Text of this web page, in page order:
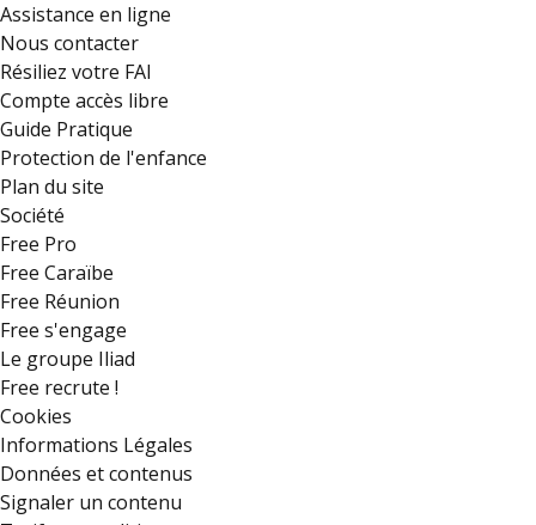
Assistance en ligne
Nous contacter
Résiliez votre FAI
Compte accès libre
Guide Pratique
Protection de l'enfance
Plan du site
Société
Free Pro
Free Caraïbe
Free Réunion
Free s'engage
Le groupe Iliad
Free recrute !
Cookies
Informations Légales
Données et contenus
Signaler un contenu